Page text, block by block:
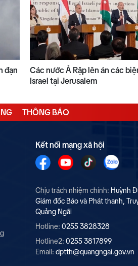
đạn
Các nước Ả Rập lên án các
Israel tại Jerusalem
THÔNG BÁO
Kết nối mạng xã hội
Chịu trách nhiệm chính: Huỳnh
Giám đốc Báo và Phát thanh,
Quảng Ngãi
Hotline: 0255 3828328
Hotline2: 0255 3817899
Email: dptth@quangngai.gov.vn